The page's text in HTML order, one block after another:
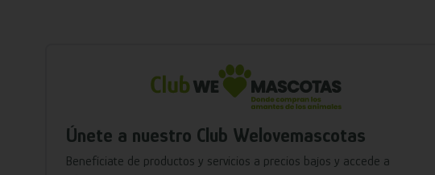
Únete a nuestro Club Welovemascotas
Benefíciate de productos y servicios a precios bajos y accede a